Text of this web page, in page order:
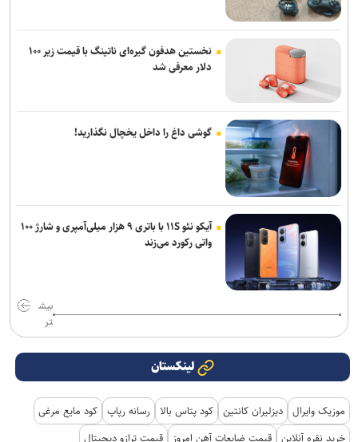
نخستین هدفون گیره‌ای ناتینگ با قیمت زیر ۱۰۰
دلار معرفی شد
گوشی داغ را داخل یخچال نگذارید!
آیکو نئو ۱۱S با باتری ۹ هزار میلی‌آمپری و شارژ ۱۰۰
واتی رکورد می‌زند
بیش
تر
لینکستان
موزیک وایرال دیزلیران کانتین کود پتاس بالا رسانه رپاپ کود مایع مرغی
خرید نقره آنلاین قیمت ضایعات آهن امروز
قیمت ترازو دیجیتال